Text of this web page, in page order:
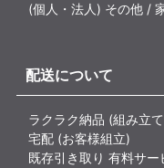
(個人・法人) その他 /
配送について
ラクラク納品 (組み立
宅配 (お客様組立)
既存引き取り 有料サー